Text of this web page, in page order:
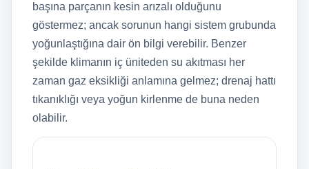
başına parçanın kesin arızalı olduğunu
göstermez; ancak sorunun hangi sistem grubunda
yoğunlaştığına dair ön bilgi verebilir. Benzer
şekilde klimanın iç üniteden su akıtması her
zaman gaz eksikliği anlamına gelmez; drenaj hattı
tıkanıklığı veya yoğun kirlenme de buna neden
olabilir.